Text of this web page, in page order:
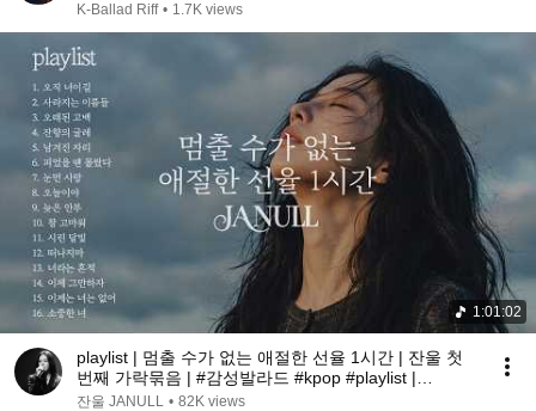
K-Ballad Riff • 1.7K views
1:01:02
playlist | 멈출 수가 없는 애절한 선율 1시간 | 잔울 첫
번째 가락묶음 | #감성발라드 #kpop #playlist |
@janull2626
잔울 JANULL • 82K views